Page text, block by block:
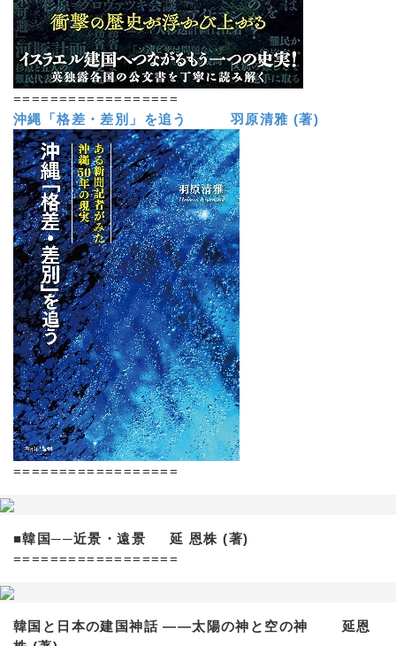
==================
沖縄「格差・差別」を追う 羽原清雅 (著)
==================
■韓国──近景・遠景 延 恩株 (著)
==================
韓国と日本の建国神話 ——太陽の神と空の神 延恩